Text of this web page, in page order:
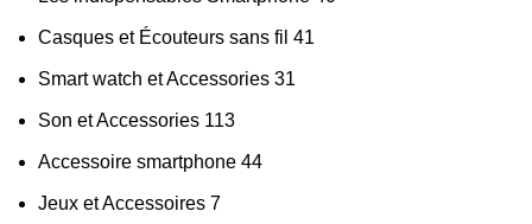
Casques et Écouteurs sans fil 41
Smart watch et Accessories 31
Son et Accessories 113
Accessoire smartphone 44
Jeux et Accessoires 7